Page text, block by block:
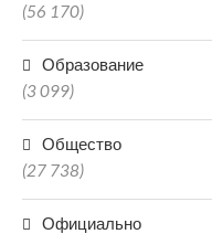
(56 170)
Образование
(3 099)
Общество
(27 738)
Официально